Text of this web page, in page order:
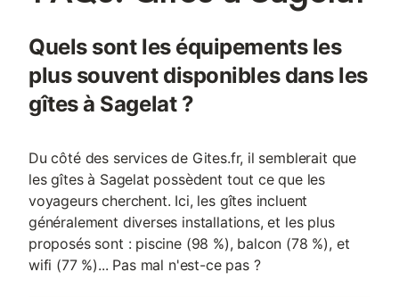
chaises longues et des parasols. La propriété dispose d'un
parking privé sur place et est entièrement non-fumeurs. Les
activités à proximité incluent la randonnée, le cyclisme, le
canoë, l'équitation et la pêche, avec un golf situé à moins de 3
km. La maison offre une vue sur la cour intérieure et une rue
calme.
Quels sont les équipements les
plus souvent disponibles dans les
gîtes à Sagelat ?
Du côté des services de Gites.fr, il semblerait que
les gîtes à Sagelat possèdent tout ce que les
voyageurs cherchent. Ici, les gîtes incluent
généralement diverses installations, et les plus
proposés sont : piscine (98 %), balcon (78 %), et
wifi (77 %)... Pas mal n'est-ce pas ?